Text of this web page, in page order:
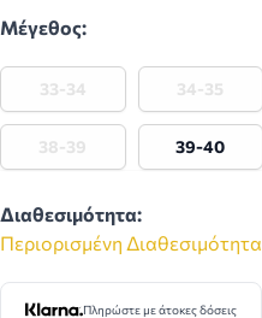
Μέγεθος:
33-34 34-35
38-39 39-40
Διαθεσιμότητα:
Περιορισμένη Διαθεσιμότητα
Πληρώστε με άτοκες δόσεις